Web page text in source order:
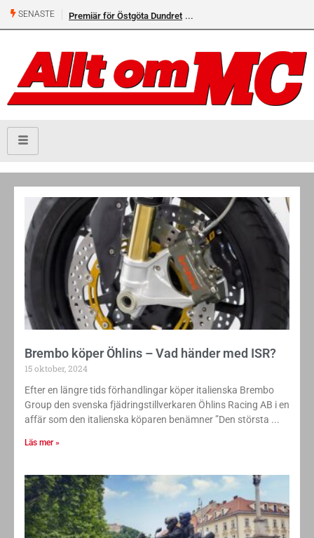
SENASTE Premiär för Östgöta Dundret
Brembo köper Öhlins – Vad händer med ISR?
15 oktober, 2024
Efter en längre tids förhandlingar köper italienska Brembo
Group den svenska fjädringstillverkaren Öhlins Racing AB i en
affär som den italienska köparen benämner ”Den största
Läs mer »